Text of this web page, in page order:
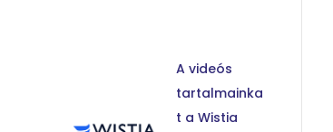
A videós
tartalmainka
t a Wistia